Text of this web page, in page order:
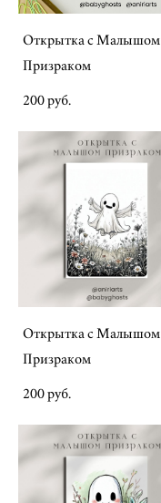
Открытка с Малышом
Призраком
200 pуб.
Открытка с Малышом
Призраком
200 pуб.